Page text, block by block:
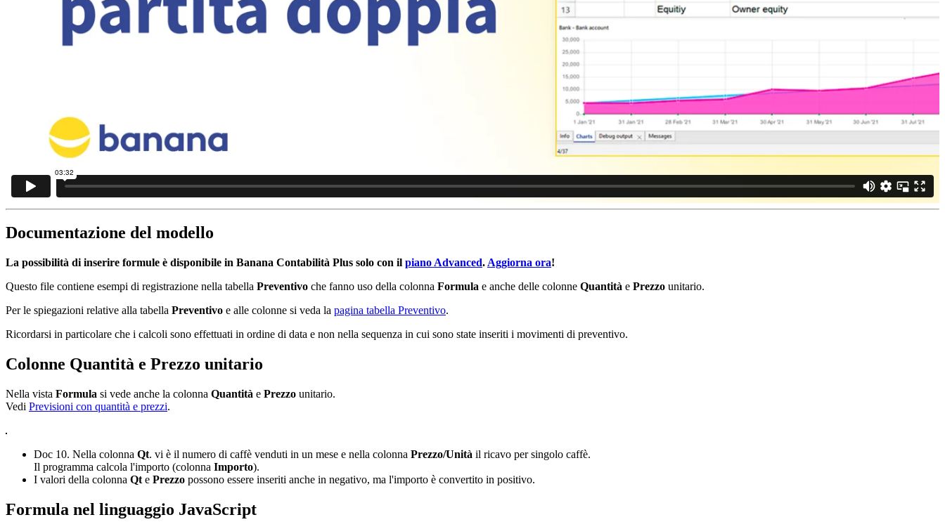
Documentazione del modello
La possibilità di inserire formule è disponibile in Banana Contabilità Plus solo con il piano Advanced. Aggiorna ora!
Questo file contiene esempi di registrazione nella tabella Preventivo che fanno uso della colonna Formula e anche delle colonne Quantità e Prezzo unitario.
Per le spiegazioni relative alla tabella Preventivo e alle colonne si veda la pagina tabella Preventivo.
Ricordarsi in particolare che i calcoli sono effettuati in ordine di data e non nella sequenza in cui sono state inseriti i movimenti di preventivo.
Colonne Quantità e Prezzo unitario
Nella vista Formula si vede anche la colonna Quantità e Prezzo unitario.
Vedi Previsioni con quantità e prezzi.
Doc 10. Nella colonna Qt. vi è il numero di caffè venduti in un mese e nella colonna Prezzo/Unità il ricavo per singolo caffè.
Il programma calcola l'importo (colonna Importo).
I valori della colonna Qt e Prezzo possono essere inseriti anche in negativo, ma l'importo è convertito in positivo.
Formula nel linguaggio JavaScript